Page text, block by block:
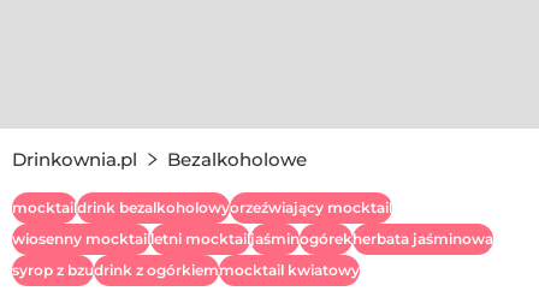
Drinkownia.pl Bezalkoholowe
mocktaildrink bezalkoholowyorzeźwiający mocktail
wiosenny mocktailletni mocktailjaśminogórekherbata jaśminowa
syrop z bzudrink z ogórkiemmocktail kwiatowy